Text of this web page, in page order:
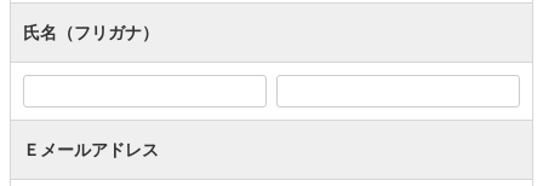
氏名（フリガナ）
Ｅメールアドレス